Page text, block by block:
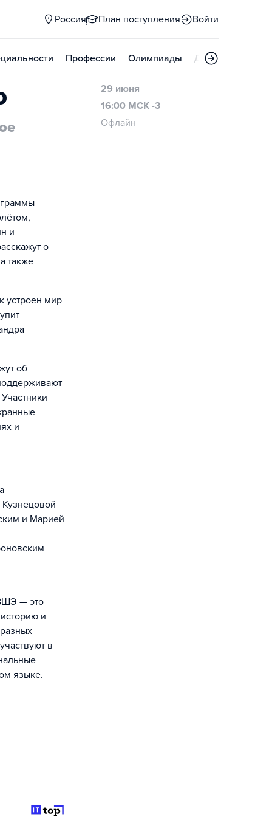
Россия План поступления Войти
Профессии Олимпиады Дни открытых
и
о
также
устроен мир
об
и
и Марией
— это
и
в
языке.
29 июня
16:00 МСК -3
Офлайн